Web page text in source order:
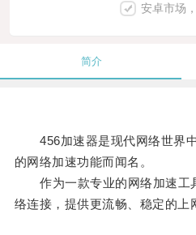
安卓市场
简介
456加速器是现代网络世界中
的网络加速功能而闻名。
作为一款专业的网络加速工
络连接，提供更流畅、稳定的上